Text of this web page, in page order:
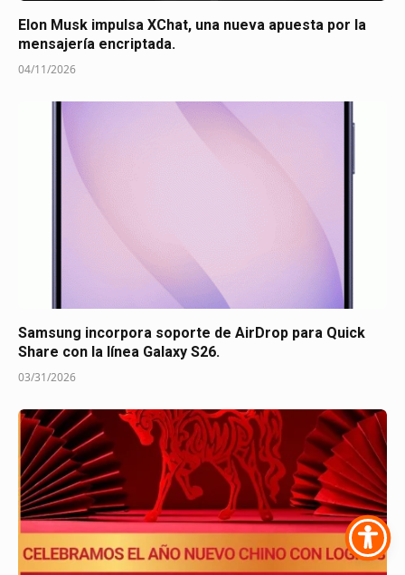
Elon Musk impulsa XChat, una nueva apuesta por la
mensajería encriptada.
04/11/2026
Samsung incorpora soporte de AirDrop para Quick
Share con la línea Galaxy S26.
03/31/2026